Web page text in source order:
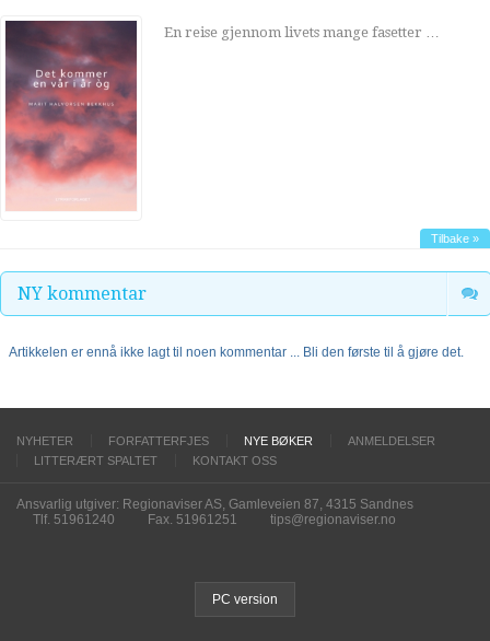
En reise gjennom livets mange fasetter …
Tilbake »
NY kommentar
Artikkelen er ennå ikke lagt til noen kommentar ... Bli den første til å gjøre det.
NYHETER FORFATTERFJES NYE BØKER
ANMELDELSER
LITTERÆRT SPALTET
KONTAKT OSS
Ansvarlig utgiver: Regionaviser AS, Gamleveien 87, 4315 Sandnes
Tlf. 51961240
Fax. 51961251 tips@regionaviser.no
PC version